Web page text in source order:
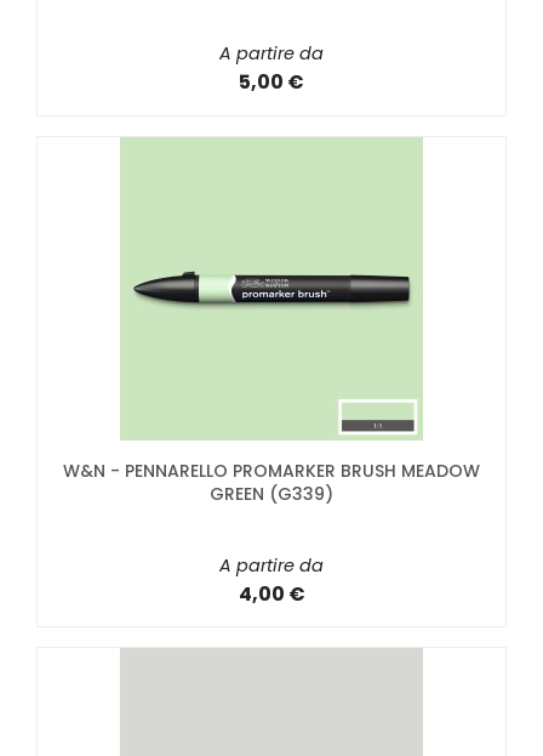
A partire da
5,00 €
W&N - PENNARELLO PROMARKER BRUSH MEADOW
GREEN (G339)
A partire da
4,00 €